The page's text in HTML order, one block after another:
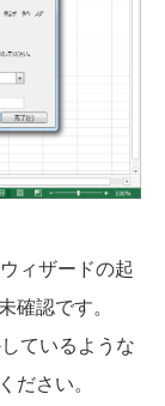
ィザードの起
確認です。
ているような
ださい。